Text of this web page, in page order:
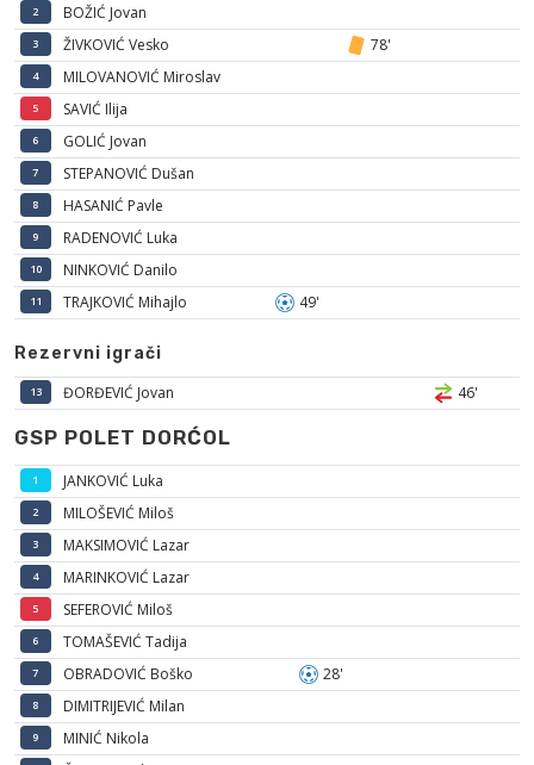
2 BOŽIĆ Jovan
3 ŽIVKOVIĆ Vesko 78'
4 MILOVANOVIĆ Miroslav
5 SAVIĆ Ilija
6 GOLIĆ Jovan
7 STEPANOVIĆ Dušan
8 HASANIĆ Pavle
9 RADENOVIĆ Luka
10 NINKOVIĆ Danilo
11 TRAJKOVIĆ Mihajlo 49'
Rezervni igrači
13 ĐORĐEVIĆ Jovan 46'
GSP POLET DORĆOL
1 JANKOVIĆ Luka
2 MILOŠEVIĆ Miloš
3 MAKSIMOVIĆ Lazar
4 MARINKOVIĆ Lazar
5 SEFEROVIĆ Miloš
6 TOMAŠEVIĆ Tadija
7 OBRADOVIĆ Boško 28'
8 DIMITRIJEVIĆ Milan
9 MINIĆ Nikola